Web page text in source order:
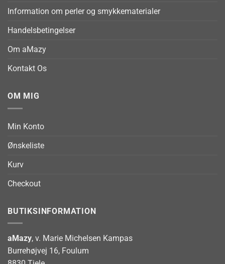
Information om perler og smykkematerialer
Handelsbetingelser
Om aMazy
Kontakt Os
OM MIG
Min Konto
Ønskeliste
Kurv
Checkout
BUTIKSINFORMATION
aMazy, v. Marie Michelsen Kampas
Burrehøjvej 16, Foulum